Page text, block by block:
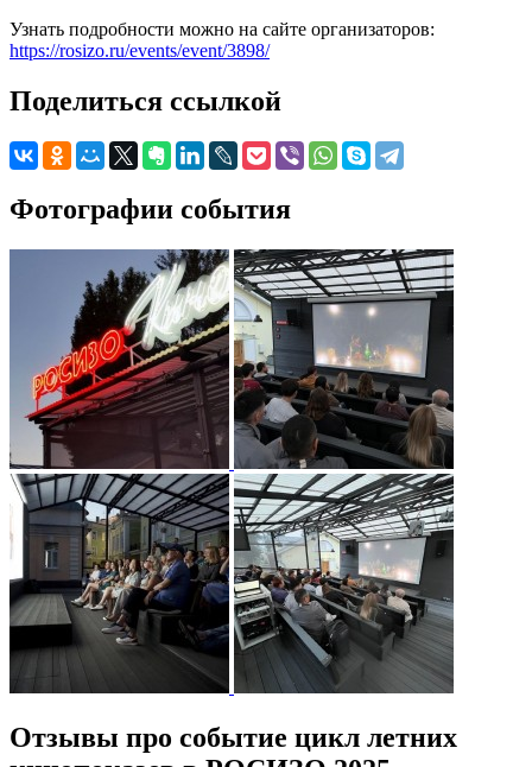
Узнать подробности можно на сайте организаторов:
https://rosizo.ru/events/event/3898/
Поделиться ссылкой
Фотографии события
Отзывы про событие цикл летних